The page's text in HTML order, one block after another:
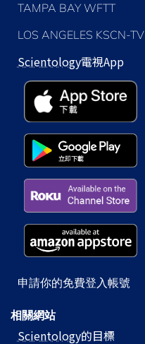
TAMPA BAY WFTT
LOS ANGELES KSCN-TV
Scientology電視App
申請你的免費登入帳號
相關網站
Scientology的目標